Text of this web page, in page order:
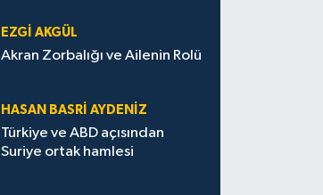
EZGI AKGÜL
Akran Zorbalığı ve Ailenin Rolü
HASAN BASRI AYDENIZ
Türkiye ve ABD açısından
Suriye ortak hamlesi